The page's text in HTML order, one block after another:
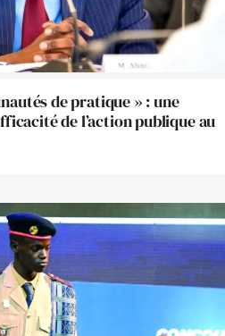
de pratique » : une
de l’action publique au